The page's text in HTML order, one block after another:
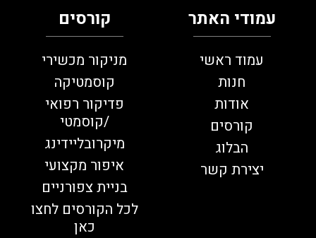
עמודי האתר
עמוד ראשי
חנות
אודות
קורסים
הבלוג
יצירת קשר
קורסים
מניקור מכשירי
קוסמטיקה
פדיקור רפואי
/קוסמטי
מיקרובליידינג
איפור מקצועי
בניית צפורניים
לכל הקורסים לחצו
כאן